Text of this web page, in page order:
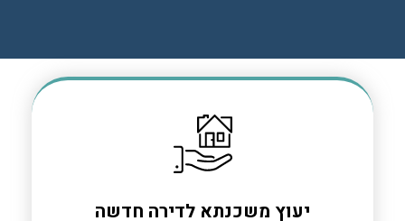
יעוץ משכנתא לדירה חדשה